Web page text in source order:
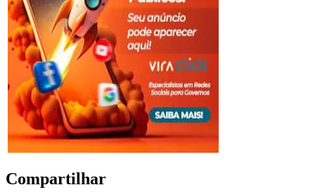
Compartilhar